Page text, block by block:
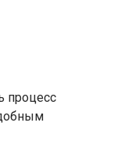
процесс